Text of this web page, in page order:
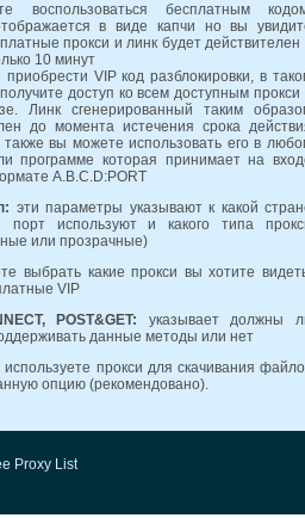
воспользоваться бесплатным
в виде капчи но вы
прокси и линк будет действителен
10 минут
VIP код разблокировки, в
доступ ко всем доступным прокси
Линк сгенерированный таким
до момента истечения срока
также вы можете использовать его в
программе которая принимает на
A.B.C.D:PORT
эти параметры указывают к какой
порт используют и какого типа
или прозрачные)
выбрать какие прокси вы хотите
VIP
POST&GET: указывает должны
данные методы или нет
прокси для скачивания
опцию (рекомендовано).
Proxy List